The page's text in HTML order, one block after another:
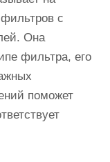
с
Она
фильтра, его
поможет